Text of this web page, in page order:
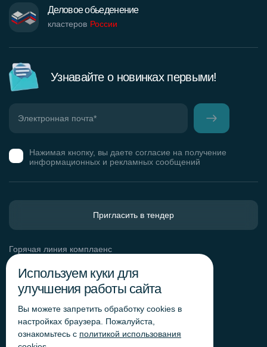
Деловое обьеденение
кластеров России
Узнавайте о новинках первыми!
Нажимая кнопку, вы даете согласие на получение
информационных и рекламных сообщений
Горячая линия комплаенс
Согласие на обработку персональных данных
Политика обработки файлов cookie
Согласие на обработку персональных данных
«Яндекс.Метрика»
Согласие на обработку персональных данных для
Пригласить в тендер
Используем куки для
улучшения работы сайта
Вы можете запретить обработку сookies в
настройках браузера. Пожалуйста,
ознакомьтесь с политикой использования